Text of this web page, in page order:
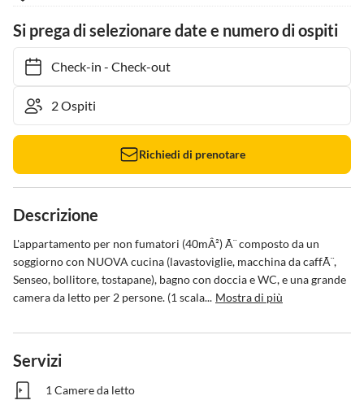
Si prega di selezionare date e numero di ospiti
Check-in- Check-out
Richiedi di prenotare
Descrizione
L'appartamento per non fumatori (40mÂ²) Ã¨ composto da un
soggiorno con NUOVA cucina (lavastoviglie, macchina da caffÃ¨,
Senseo, bollitore, tostapane), bagno con doccia e WC, e una grande
camera da letto per 2 persone. (1 scala... Mostra di più
Servizi
1 Camere da letto